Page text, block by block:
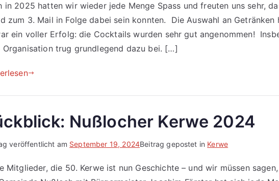
in 2025 hatten wir wieder jede Menge Spass und freuten uns sehr,
zum 3. Mail in Folge dabei sein konnten. Die Auswahl an
ein voller Erfolg: die Cocktails wurden sehr gut angenommen!
Organisation trug grundlegend dazu bei. […]
Nußlocher Kerwe 2024
veröffentlicht am September 19, 2024Beitrag gepostet in Kerwe
Mitglieder, die 50. Kerwe ist nun Geschichte – und wir müssen